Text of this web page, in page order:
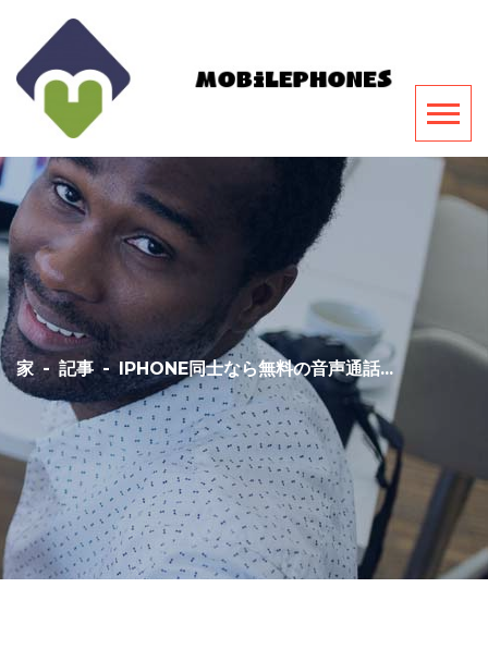
家 - 記事 - IPHONE同士なら無料の音声通話...